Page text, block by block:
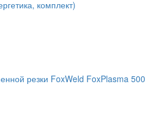
комплект)
резки FoxWeld FoxPlasma 500